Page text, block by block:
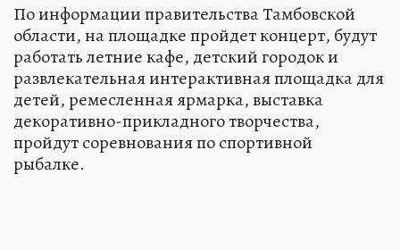
По информации правительства Тамбовской
области, на площадке пройдет концерт, будут
работать летние кафе, детский городок и
развлекательная интерактивная площадка для
детей, ремесленная ярмарка, выставка
декоративно-прикладного творчества,
пройдут соревнования по спортивной
рыбалке.